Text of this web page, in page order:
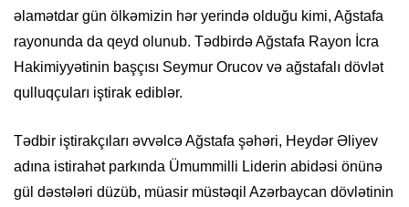
əlamətdar gün ölkəmizin hər yerində olduğu kimi, Ağstafa
rayonunda da qeyd olunub. Tədbirdə Ağstafa Rayon İcra
Hakimiyyətinin başçısı Seymur Orucov və ağstafalı dövlət
qulluqçuları iştirak ediblər.
Tədbir iştirakçıları əvvəlcə Ağstafa şəhəri, Heydər Əliyev
adına istirahət parkında Ümummilli Liderin abidəsi önünə
gül dəstələri düzüb, müasir müstəqil Azərbaycan dövlətinin